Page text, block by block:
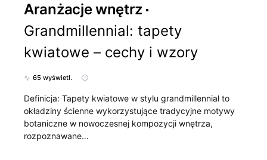
Aranżacje wnętrz
Grandmillennial: tapety
kwiatowe – cechy i wzory
65 wyświetl.
Definicja: Tapety kwiatowe w stylu grandmillennial to
okładziny ścienne wykorzystujące tradycyjne motywy
botaniczne w nowoczesnej kompozycji wnętrza,
rozpoznawane…